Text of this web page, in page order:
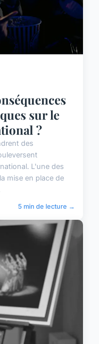
sur le
?
des
L'une des
mise en place de
5 min de lecture →